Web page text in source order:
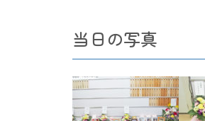
当日の写真